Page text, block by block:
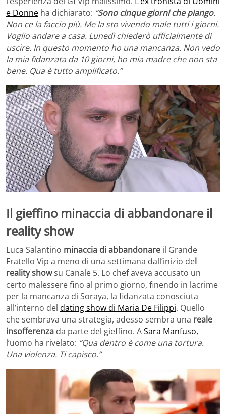
e Donne ha dichiarato: “Sono cinque giorni che piango.
Non ce la faccio più. Me la sto vivendo male tutti i giorni.
Voglio andare a casa. Lunedì chiederò ufficialmente di
uscire. In questo momento ho una mancanza. Non vedo
la mia fidanzata da 10 giorni, ho mia madre che non sta
bene. Qua è tutto amplificato.”
Il gieffino minaccia di abbandonare il
reality show
Luca Salantino minaccia di abbandonare il Grande
Fratello Vip a meno di una settimana dall’inizio del
reality showsu Canale 5. Lo chef aveva accusato un
certo malessere fino al primo giorno, finendo in lacrime
per la mancanza di Soraya, la fidanzata conosciuta
all’interno del dating show di Maria De Filippi. Quello
che sembrava una strategia, adesso sembra una reale
insofferenza da parte del gieffino. ASara Manfuso,
l’uomo ha rivelato: “Qua dentro è come una tortura.
Una violenza. Ti capisco.”